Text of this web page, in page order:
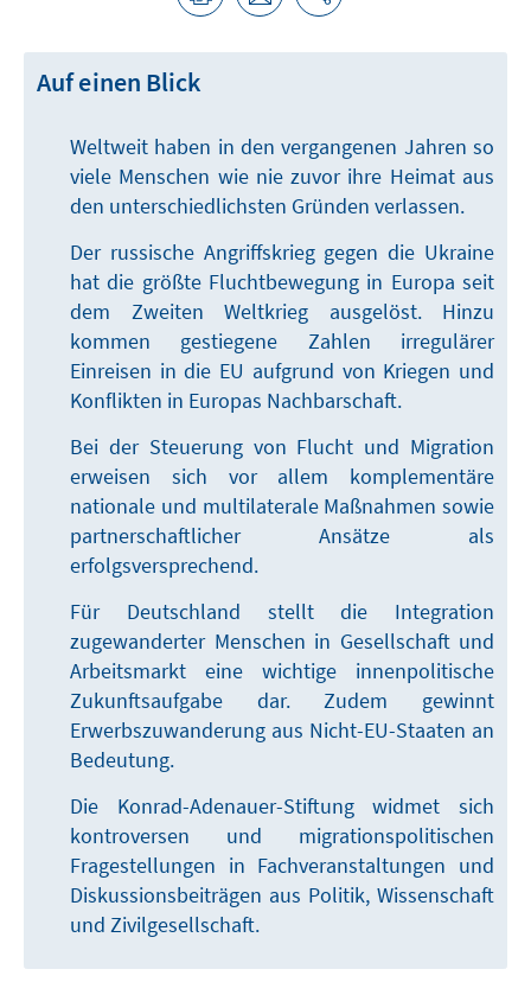
Auf einen Blick
Weltweit haben in den vergangenen Jahren so
viele Menschen wie nie zuvor ihre Heimat aus
den unterschiedlichsten Gründen verlassen.
Der russische Angriffskrieg gegen die Ukraine
hat die größte Fluchtbewegung in Europa seit
dem Zweiten Weltkrieg ausgelöst. Hinzu
kommen gestiegene Zahlen irregulärer
Einreisen in die EU aufgrund von Kriegen und
Konflikten in Europas Nachbarschaft.
Bei der Steuerung von Flucht und Migration
erweisen sich vor allem komplementäre
nationale und multilaterale Maßnahmen sowie
partnerschaftlicher Ansätze als
erfolgsversprechend.
Für Deutschland stellt die Integration
zugewanderter Menschen in Gesellschaft und
Arbeitsmarkt eine wichtige innenpolitische
Zukunftsaufgabe dar. Zudem gewinnt
Erwerbszuwanderung aus Nicht-EU-Staaten an
Bedeutung.
Die Konrad-Adenauer-Stiftung widmet sich
kontroversen und migrationspolitischen
Fragestellungen in Fachveranstaltungen und
Diskussionsbeiträgen aus Politik, Wissenschaft
und Zivilgesellschaft.